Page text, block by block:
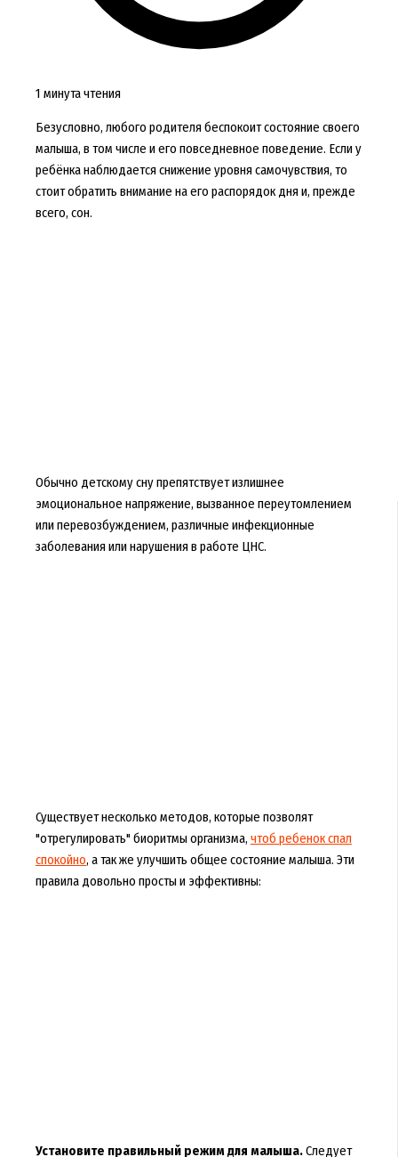
1 минута чтения
Безусловно, любого родителя беспокоит состояние своего
малыша, в том числе и его повседневное поведение. Если у
ребёнка наблюдается снижение уровня самочувствия, то
стоит обратить внимание на его распорядок дня и, прежде
всего, сон.
Обычно детскому сну препятствует излишнее
эмоциональное напряжение, вызванное переутомлением
или перевозбуждением, различные инфекционные
заболевания или нарушения в работе ЦНС.
Существует несколько методов, которые позволят
"отрегулировать" биоритмы организма, чтоб ребенок спал
спокойно, а так же улучшить общее состояние малыша. Эти
правила довольно просты и эффективны:
Установите правильный режим для малыша.Следует